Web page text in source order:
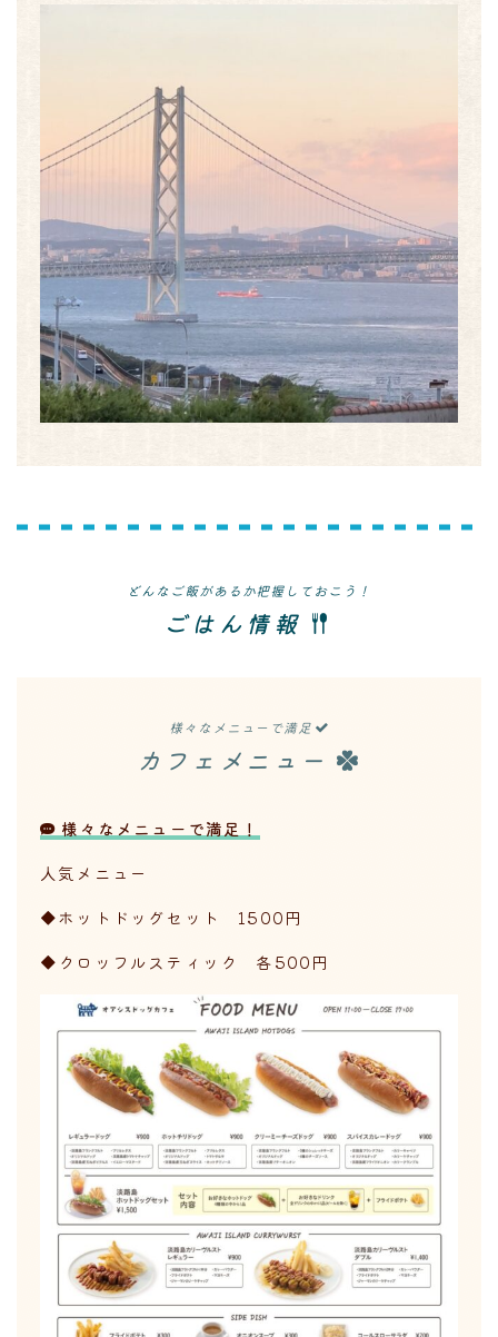
どんなご飯があるか把握しておこう！
ごはん情報
様々なメニューで満足
カフェメニュー
様々なメニューで満足！
人気メニュー
◆ホットドッグセット 1500円
◆クロッフルスティック 各500円